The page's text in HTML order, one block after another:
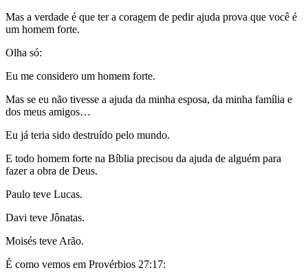
Mas a verdade é que ter a coragem de pedir ajuda prova que você é
um homem forte.
Olha só:
Eu me considero um homem forte.
Mas se eu não tivesse a ajuda da minha esposa, da minha família e
dos meus amigos…
Eu já teria sido destruído pelo mundo.
E todo homem forte na Bíblia precisou da ajuda de alguém para
fazer a obra de Deus.
Paulo teve Lucas.
Davi teve Jônatas.
Moisés teve Arão.
É como vemos em Provérbios 27:17: